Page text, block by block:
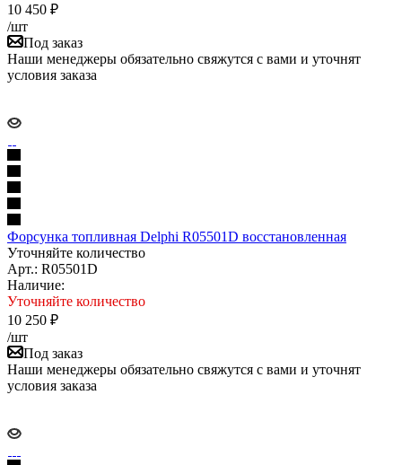
10 450 ₽
/шт
Под заказ
Наши менеджеры обязательно свяжутся с вами и уточнят
условия заказа
Форсунка топливная Delphi R05501D восстановленная
Уточняйте количество
Арт.: R05501D
Наличие:
Уточняйте количество
10 250 ₽
/шт
Под заказ
Наши менеджеры обязательно свяжутся с вами и уточнят
условия заказа